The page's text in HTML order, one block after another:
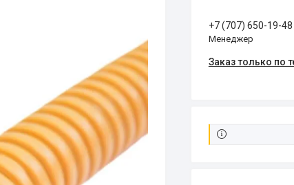
+7 (707) 650-19-48
Менеджер
Заказ только по